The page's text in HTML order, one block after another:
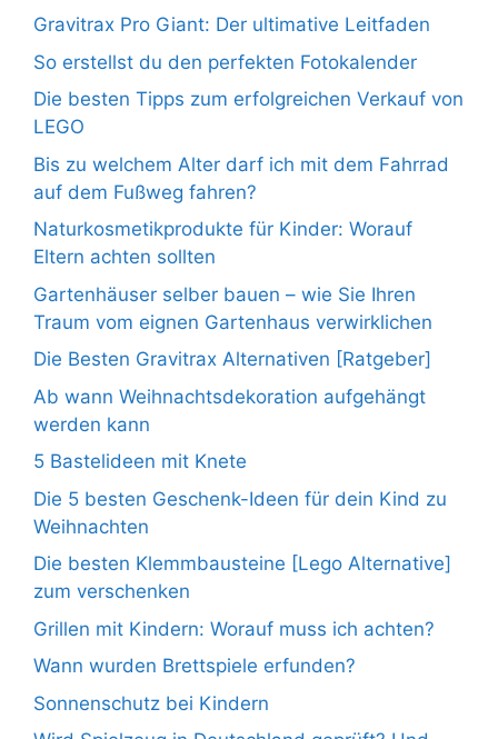
Gravitrax Pro Giant: Der ultimative Leitfaden
So erstellst du den perfekten Fotokalender
Die besten Tipps zum erfolgreichen Verkauf von
LEGO
Bis zu welchem Alter darf ich mit dem Fahrrad
auf dem Fußweg fahren?
Naturkosmetikprodukte für Kinder: Worauf
Eltern achten sollten
Gartenhäuser selber bauen – wie Sie Ihren
Traum vom eignen Gartenhaus verwirklichen
Die Besten Gravitrax Alternativen [Ratgeber]
Ab wann Weihnachtsdekoration aufgehängt
werden kann
5 Bastelideen mit Knete
Die 5 besten Geschenk-Ideen für dein Kind zu
Weihnachten
Die besten Klemmbausteine [Lego Alternative]
zum verschenken
Grillen mit Kindern: Worauf muss ich achten?
Wann wurden Brettspiele erfunden?
Sonnenschutz bei Kindern